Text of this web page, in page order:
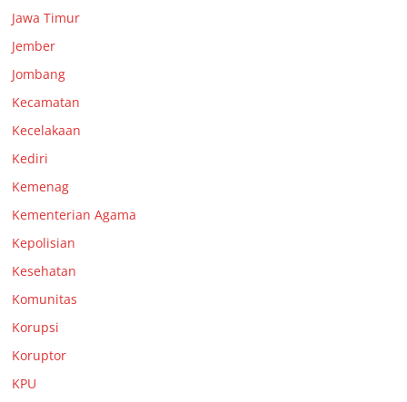
Jawa Timur
Jember
Jombang
Kecamatan
Kecelakaan
Kediri
Kemenag
Kementerian Agama
Kepolisian
Kesehatan
Komunitas
Korupsi
Koruptor
KPU